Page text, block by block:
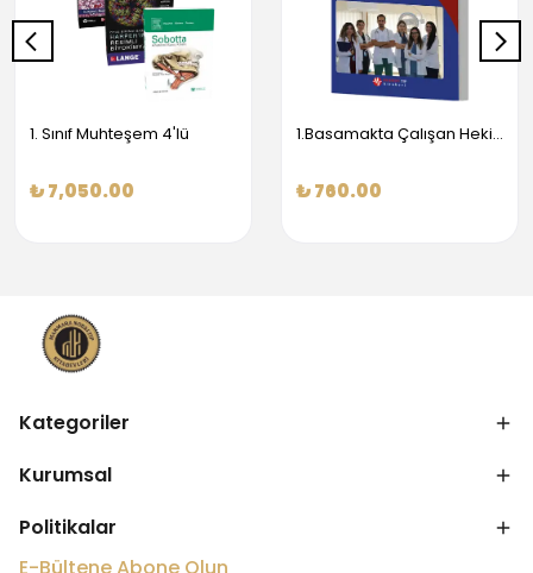
1. Sınıf Muhteşem 4'lü
₺ 7,050.00
1.Basamakta Çalışan Hekimler İçin Temel Obstetrik Ve Jinekoloji Bilgisi
₺ 760.00
Kategoriler
Kurumsal
Politikalar